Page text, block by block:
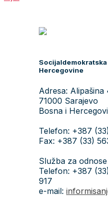
Hercegovine
Adresa: Alipašina
71000 Sarajevo
Bosna i
Telefon: +387
Fax: +387 (33)
Služba za
Telefon: +387
917
e-mail: